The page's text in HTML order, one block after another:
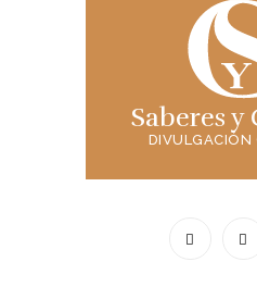
Saberes y
DIVULGACIÓN